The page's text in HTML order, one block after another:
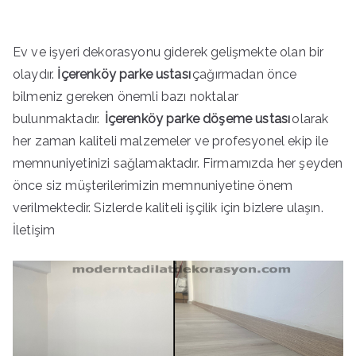
Ev ve işyeri dekorasyonu giderek gelişmekte olan bir
olaydır. İçerenköy parke ustasıçağırmadan önce
bilmeniz gereken önemli bazı noktalar
bulunmaktadır. İçerenköy parke döşeme ustasıolarak
her zaman kaliteli malzemeler ve profesyonel ekip ile
memnuniyetinizi sağlamaktadır. Firmamızda her şeyden
önce siz müşterilerimizin memnuniyetine önem
verilmektedir. Sizlerde kaliteli işçilik için bizlere ulaşın.
İletişim